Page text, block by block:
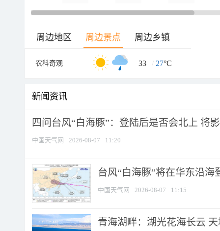
周边地区 周边景点 周边乡镇
农科奇观 33 / 27°C
新闻资讯
四问台风“白海豚”：登陆后是否会北上 将
中国天气网 2026-08-07 11:20
台风“白海豚”将在华东沿
中国天气网 2026-08-07 11:15
青海湖畔：湖光花海长云